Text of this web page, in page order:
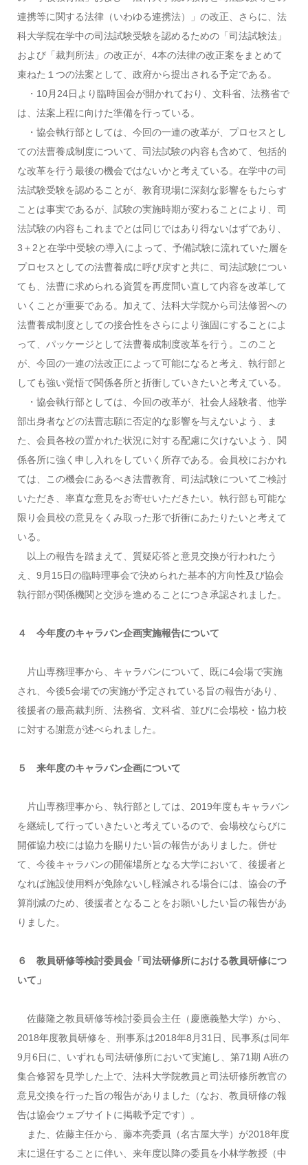
連携等に関する法律（いわゆる連携法）」の改正、さらに、法
科大学院在学中の司法試験受験を認めるための「司法試験法」
および「裁判所法」の改正が、4本の法律の改正案をまとめて
束ねた１つの法案として、政府から提出される予定である。
・10月24日より臨時国会が開かれており、文科省、法務省で
は、法案上程に向けた準備を行っている。
・協会執行部としては、今回の一連の改革が、プロセスとし
ての法曹養成制度について、司法試験の内容も含めて、包括的
な改革を行う最後の機会ではないかと考えている。在学中の司
法試験受験を認めることが、教育現場に深刻な影響をもたらす
ことは事実であるが、試験の実施時期が変わることにより、司
法試験の内容もこれまでとは同じではあり得ないはずであり、
3＋2と在学中受験の導入によって、予備試験に流れていた層を
プロセスとしての法曹養成に呼び戻すと共に、司法試験につい
ても、法曹に求められる資質を再度問い直して内容を改革して
いくことが重要である。加えて、法科大学院から司法修習への
法曹養成制度としての接合性をさらにより強固にすることによ
って、パッケージとして法曹養成制度改革を行う。このこと
が、今回の一連の法改正によって可能になると考え、執行部と
しても強い覚悟で関係各所と折衝していきたいと考えている。
・協会執行部としては、今回の改革が、社会人経験者、他学
部出身者などの法曹志願に否定的な影響を与えないよう、ま
た、会員各校の置かれた状況に対する配慮に欠けないよう、関
係各所に強く申し入れをしていく所存である。会員校におかれ
ては、この機会にあるべき法曹教育、司法試験についてご検討
いただき、率直な意見をお寄せいただきたい。執行部も可能な
限り会員校の意見をくみ取った形で折衝にあたりたいと考えて
いる。
以上の報告を踏まえて、質疑応答と意見交換が行われたう
え、9月15日の臨時理事会で決められた基本的方向性及び協会
執行部が関係機関と交渉を進めることにつき承認されました。
４ 今年度のキャラバン企画実施報告について
片山専務理事から、キャラバンについて、既に4会場で実施
され、今後5会場での実施が予定されている旨の報告があり、
後援者の最高裁判所、法務省、文科省、並びに会場校・協力校
に対する謝意が述べられました。
５ 来年度のキャラバン企画について
片山専務理事から、執行部としては、2019年度もキャラバン
を継続して行っていきたいと考えているので、会場校ならびに
開催協力校には協力を賜りたい旨の報告がありました。併せ
て、今後キャラバンの開催場所となる大学において、後援者と
なれば施設使用料が免除ないし軽減される場合には、協会の予
算削減のため、後援者となることをお願いしたい旨の報告があ
りました。
６ 教員研修等検討委員会「司法研修所における教員研修につ
いて」
佐藤隆之教員研修等検討委員会主任（慶應義塾大学）から、
2018年度教員研修を、刑事系は2018年8月31日、民事系は同年
9月6日に、いずれも司法研修所において実施し、第71期 A班の
集合修習を見学した上で、法科大学院教員と司法研修所教官の
意見交換を行った旨の報告がありました（なお、教員研修の報
告は協会ウェブサイトに掲載予定です）。
また、佐藤主任から、藤本亮委員（名古屋大学）が2018年度
末に退任することに伴い、来年度以降の委員を小林学教授（中